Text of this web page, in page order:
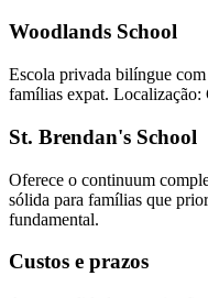
Woodlands School
Escola privada bilíngue
famílias expat. Localização:
St. Brendan's School
Oferece o continuum
sólida para famílias que
fundamental.
Custos e prazos